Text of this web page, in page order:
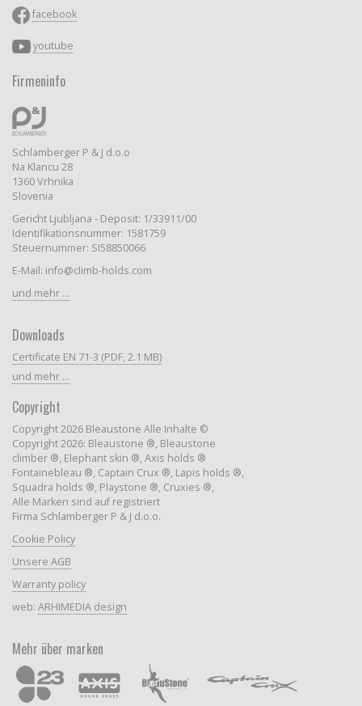
facebook
youtube
Firmeninfo
Schlamberger P & J d.o.o
Na Klancu 28
1360 Vrhnika
Slovenia
Gericht Ljubljana - Deposit: 1/33911/00
Identifikationsnummer: 1581759
Steuernummer: SI58850066
E-Mail: info@climb-holds.com
und mehr ...
Downloads
Certificate EN 71-3 (PDF, 2.1 MB)
und mehr ...
Copyright
Copyright 2026 Bleaustone Alle Inhalte ©
Copyright 2026: Bleaustone ®, Bleaustone
climber ®, Elephant skin ®, Axis holds ®
Fontainebleau ®, Captain Crux ®, Lapis holds ®,
Squadra holds ®, Playstone ®, Cruxies ®,
Alle Marken sind auf registriert
Firma Schlamberger P & J d.o.o.
Cookie Policy
Unsere AGB
Warranty policy
web: ARHIMEDIA design
Mehr über marken